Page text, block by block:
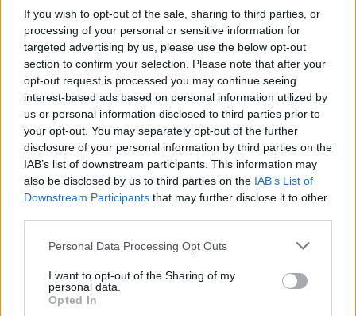
If you wish to opt-out of the sale, sharing to third parties, or
processing of your personal or sensitive information for
targeted advertising by us, please use the below opt-out
section to confirm your selection. Please note that after your
opt-out request is processed you may continue seeing
interest-based ads based on personal information utilized by
us or personal information disclosed to third parties prior to
your opt-out. You may separately opt-out of the further
disclosure of your personal information by third parties on the
IAB’s list of downstream participants. This information may
also be disclosed by us to third parties on the IAB’s List of
Downstream Participants that may further disclose it to other
Please note that this website/app uses one or more Google
not limited to your visit or usage behaviour. You may click to
grant or deny consent to Google and its third-party tags to
use your data for below specified purposes in below Google
Personal Data Processing Opt Outs
I want to opt-out of the Sharing of my
personal data.
Opted In
Σχολίασε εδώ
50 /50
2000 /2000
Υποβολή σχολίου
Όροι Χρήσης. Το site προστατεύεται από reCAPTCHA, ισχύουν
Πολιτική Απορρήτου